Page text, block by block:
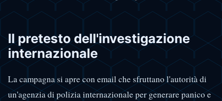
Il pretesto dell'investigazione
internazionale
La campagna si apre con email che sfruttano l'autorità di
un'agenzia di polizia internazionale per generare panico e